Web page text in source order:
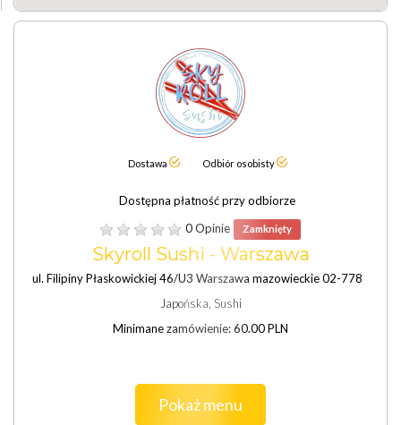
Dostawa Odbiór osobisty
Dostępna płatność przy odbiorze
0 Opinie
Zamknięty
Skyroll Sushi - Warszawa
ul. Filipiny Płaskowickiej 46/U3 Warszawa mazowieckie 02-778
Japońska, Sushi
Minimane zamówienie: 60.00 PLN
Pokaż menu